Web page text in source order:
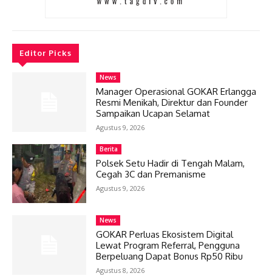
Editor Picks
News
Manager Operasional GOKAR Erlangga
Resmi Menikah, Direktur dan Founder
Sampaikan Ucapan Selamat
Agustus 9, 2026
Berita
Polsek Setu Hadir di Tengah Malam,
Cegah 3C dan Premanisme
Agustus 9, 2026
News
GOKAR Perluas Ekosistem Digital
Lewat Program Referral, Pengguna
Berpeluang Dapat Bonus Rp50 Ribu
Agustus 8, 2026